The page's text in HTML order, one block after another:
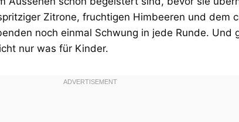
Zitrone, fruchtigen Himbeeren und dem
noch einmal Schwung in jede Runde. Und
nur was für Kinder.